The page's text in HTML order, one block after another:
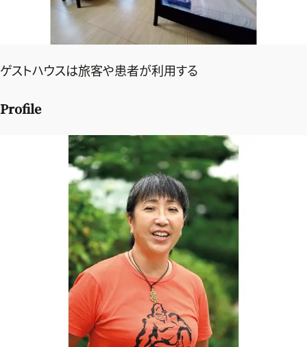
ゲストハウスは旅客や患者が利用する
Profile